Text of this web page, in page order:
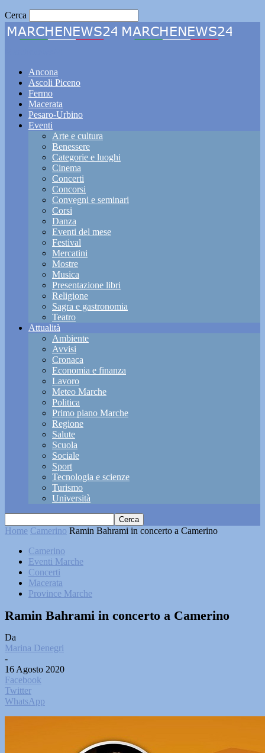
Cerca
Ancona
Ascoli Piceno
Fermo
Macerata
Pesaro-Urbino
Eventi
Arte e cultura
Benessere
Categorie e luoghi
Cinema
Concerti
Concorsi
Convegni e seminari
Corsi
Danza
Eventi del mese
Festival
Mercatini
Mostre
Musica
Presentazione libri
Religione
Sagra e gastronomia
Teatro
Attualità
Ambiente
Avvisi
Cronaca
Economia e finanza
Lavoro
Meteo Marche
Politica
Primo piano Marche
Regione
Salute
Scuola
Sociale
Sport
Tecnologia e scienze
Turismo
Università
Home Camerino Ramin Bahrami in concerto a Camerino
Camerino
Eventi Marche
Concerti
Macerata
Province Marche
Ramin Bahrami in concerto a Camerino
Da
Marina Denegri
-
16 Agosto 2020
Facebook
Twitter
WhatsApp